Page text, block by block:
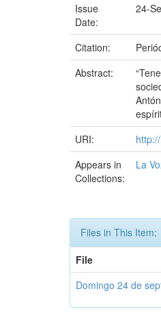
Issue
Date:
24-
Citation:
Abstract:
URI:
Appears in
Collections:
La
Files in This Item:
File
Domingo 24 de